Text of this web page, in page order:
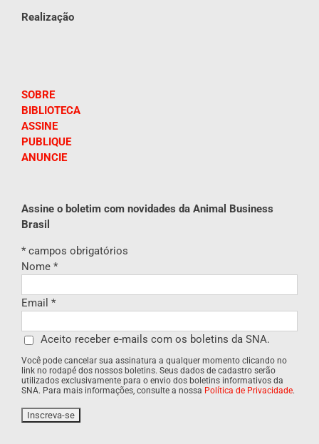
Realização
SOBRE
BIBLIOTECA
ASSINE
PUBLIQUE
ANUNCIE
Assine o boletim com novidades da Animal Business
Brasil
* campos obrigatórios
Nome *
Email *
Aceito receber e-mails com os boletins da SNA.
Você pode cancelar sua assinatura a qualquer momento clicando no
link no rodapé dos nossos boletins. Seus dados de cadastro serão
utilizados exclusivamente para o envio dos boletins informativos da
SNA. Para mais informações, consulte a nossa Política de Privacidade.